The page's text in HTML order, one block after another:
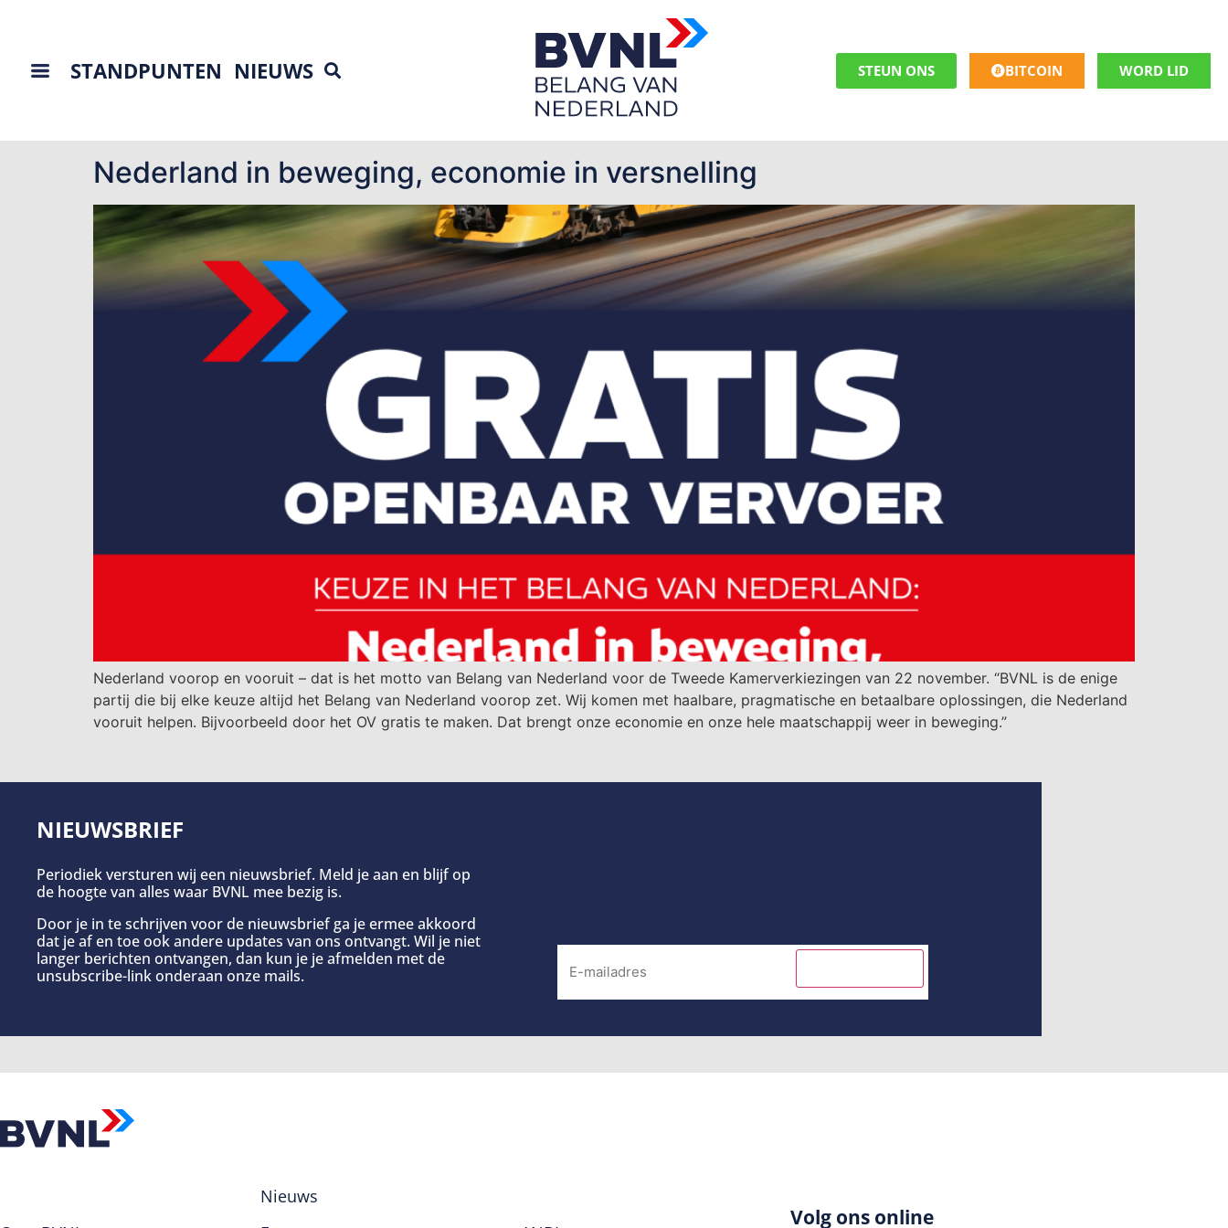
STANDPUNTEN NIEUWS STEUN ONS BITCOIN WORD LID
Nederland in beweging, economie in versnelling
Nederland voorop en vooruit – dat is het motto van Belang van Nederland voor de Tweede Kamerverkiezingen van 22 november. “BVNL is de enige
partij die bij elke keuze altijd het Belang van Nederland voorop zet. Wij komen met haalbare, pragmatische en betaalbare oplossingen, die Nederland
vooruit helpen. Bijvoorbeeld door het OV gratis te maken. Dat brengt onze economie en onze hele maatschappij weer in beweging.”
NIEUWSBRIEF
Periodiek versturen wij een nieuwsbrief. Meld je aan en blijf op
de hoogte van alles waar BVNL mee bezig is.
Door je in te schrijven voor de nieuwsbrief ga je ermee akkoord
dat je af en toe ook andere updates van ons ontvangt. Wil je niet
langer berichten ontvangen, dan kun je je afmelden met de
unsubscribe-link onderaan onze mails.
Nieuws
Volg ons online